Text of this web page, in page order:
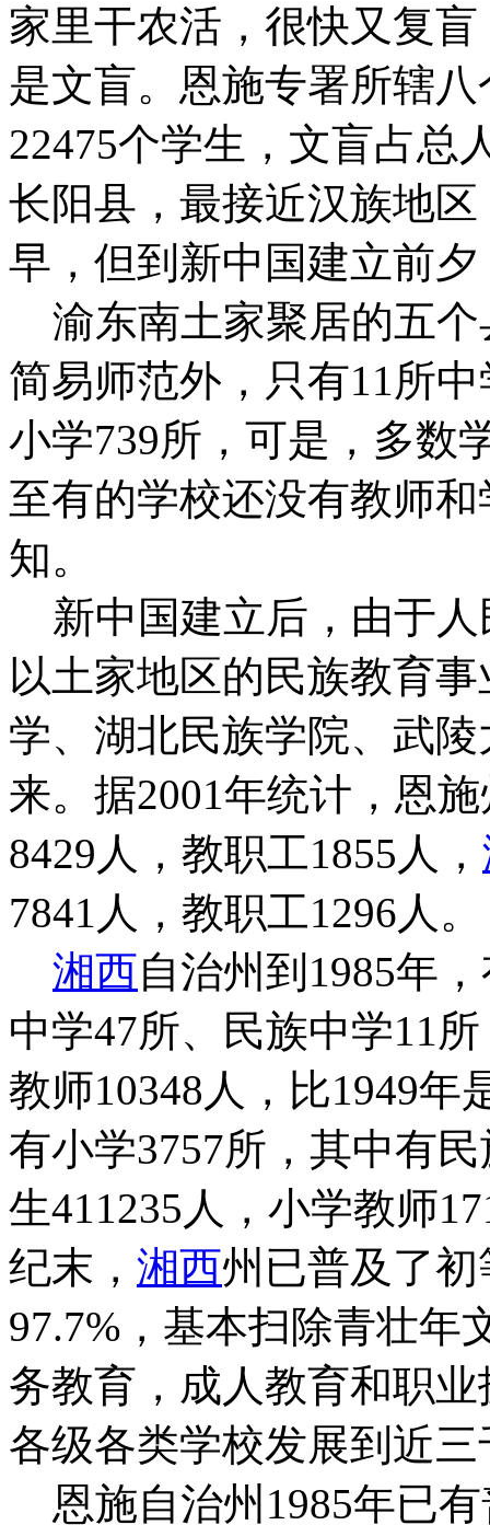
家里干农活，很快又复
是文盲。恩施专署所辖
22475个学生，文盲占总
长阳县，最接近汉族地
早，但到新中国建立前
渝东南土家聚居的五个
简易师范外，只有11所
小学739所，可是，多数
至有的学校还没有教师
知。
新中国建立后，由于人
以土家地区的民族教育
学、湖北民族学院、武
来。据2001年统计，恩
8429人，教职工1855人，
7841人，教职工1296人。
湘西自治州到1985年
中学47所、民族中学11
教师10348人，比1949
有小学3757所，其中有
生411235人，小学教师
纪末， 湘西州已普及了
97.7%，基本扫除青壮年
务教育，成人教育和职
各级各类学校发展到近
恩施自治州1985年已有